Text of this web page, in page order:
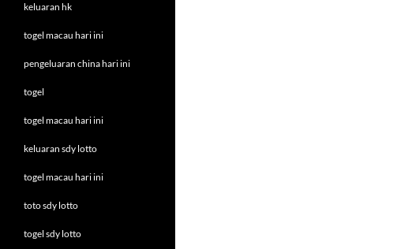
keluaran hk
togel macau hari ini
pengeluaran china hari ini
togel
togel macau hari ini
keluaran sdy lotto
togel macau hari ini
toto sdy lotto
togel sdy lotto